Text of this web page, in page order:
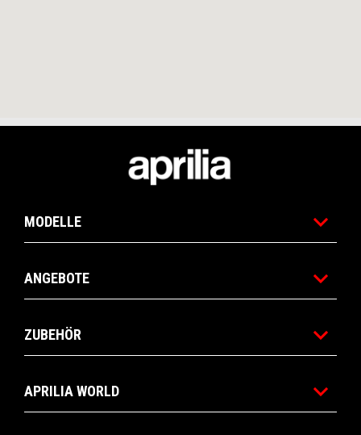
MODELLE
ANGEBOTE
ZUBEHÖR
APRILIA WORLD